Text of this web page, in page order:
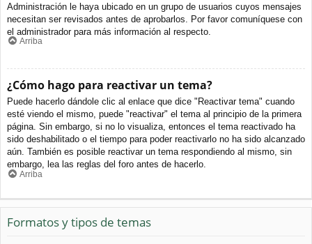
Administración le haya ubicado en un grupo de usuarios cuyos mensajes
necesitan ser revisados antes de aprobarlos. Por favor comuníquese con
el administrador para más información al respecto.
Arriba
¿Cómo hago para reactivar un tema?
Puede hacerlo dándole clic al enlace que dice "Reactivar tema" cuando
esté viendo el mismo, puede "reactivar" el tema al principio de la primera
página. Sin embargo, si no lo visualiza, entonces el tema reactivado ha
sido deshabilitado o el tiempo para poder reactivarlo no ha sido alcanzado
aún. También es posible reactivar un tema respondiendo al mismo, sin
embargo, lea las reglas del foro antes de hacerlo.
Arriba
Formatos y tipos de temas